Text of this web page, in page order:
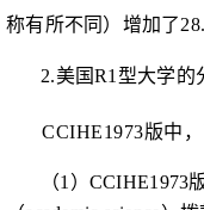
称有所不同）增加了
2.美国R1 型大学的
CCIHE1973版中
（1 ） CCIHE1973